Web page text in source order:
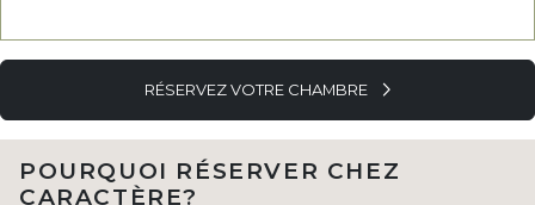
RÉSERVEZ VOTRE CHAMBRE
POURQUOI RÉSERVER CHEZ
CARACTÈRE?